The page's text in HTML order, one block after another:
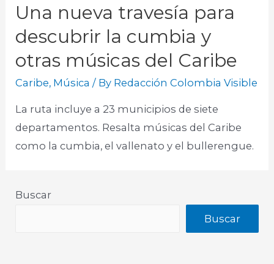
Una nueva travesía para
descubrir la cumbia y
otras músicas del Caribe
Caribe, Música / By Redacción Colombia Visible
La ruta incluye a 23 municipios de siete
departamentos. Resalta músicas del Caribe
como la cumbia, el vallenato y el bullerengue.
Buscar
Buscar